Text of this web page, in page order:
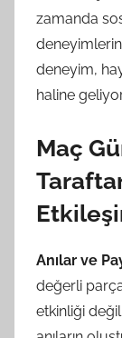
zamanda
deneyimlerin
deneyim,
haline
Maç
Anılar ve
değerli
etkinliği